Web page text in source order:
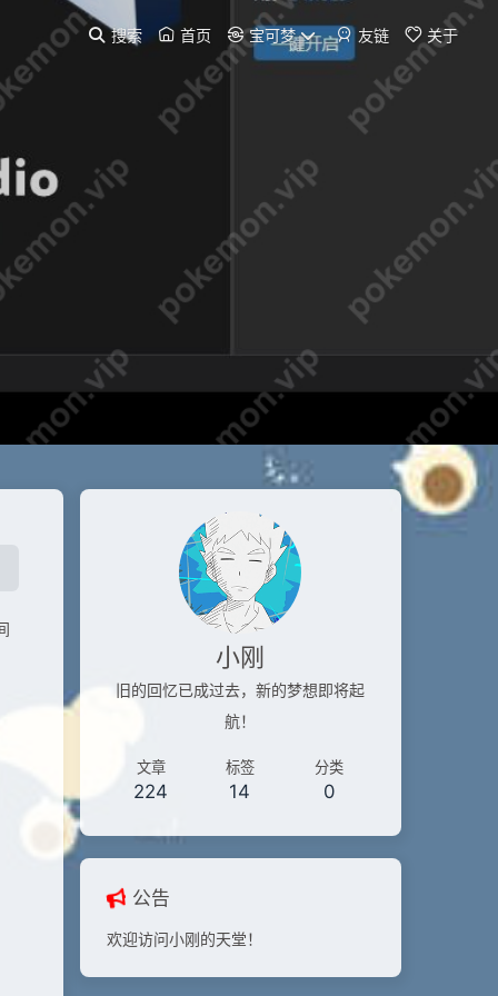
搜索 首页 宝可梦 友链 关于
小刚
旧的回忆已成过去，新的梦想即将起
航！
文章
224
标签
14
分类
0
公告
欢迎访问小刚的天堂！